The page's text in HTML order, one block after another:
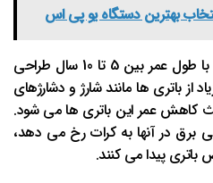
بهترین دستگاه یو پی اس
باتری های AGM به طور معمول با طول عمر بین 5 تا 10 سال طراحی
از باتری ها مانند شارژ و دشارژهای
کاهش عمر این باتری ها می شود.
برق در آنها به کرات رخ می دهد،
باتری پیدا می کنند.